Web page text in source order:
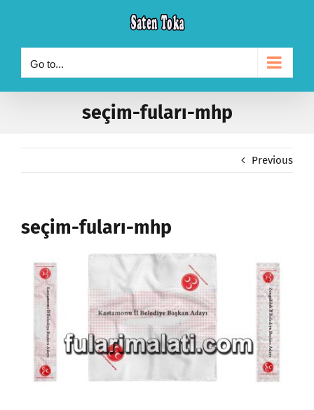
content
Go to...
seçim-fuları-mhp
Previous
seçim-fuları-mhp